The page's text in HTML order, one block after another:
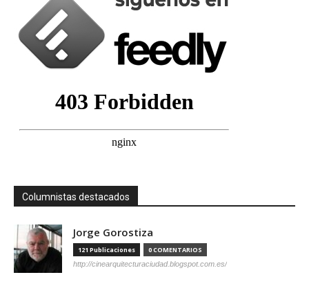
Columnistas destacados
Jorge Gorostiza
121 Publicaciones 0 COMENTARIOS
http://cinearquitecturaciudad.blogspot.com.es/